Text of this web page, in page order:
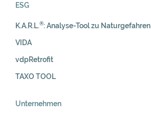
ESG
K.A.R.L.®: Analyse-Tool zu Naturgefahren
VIDA
vdpRetrofit
TAXO TOOL
Unternehmen